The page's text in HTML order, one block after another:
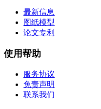
最新信息
图纸模型
论文专利
使用帮助
服务协议
免责声明
联系我们